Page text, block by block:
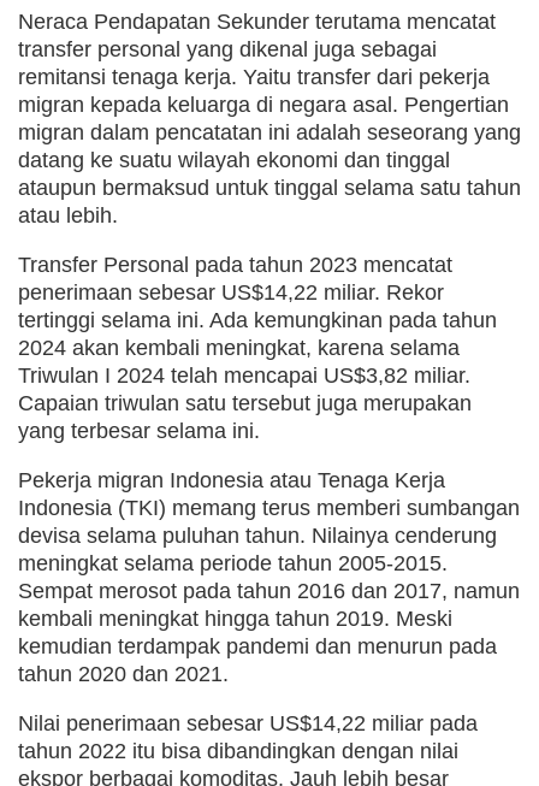
Neraca Pendapatan Sekunder terutama mencatat
transfer personal yang dikenal juga sebagai
remitansi tenaga kerja. Yaitu transfer dari pekerja
migran kepada keluarga di negara asal. Pengertian
migran dalam pencatatan ini adalah seseorang yang
datang ke suatu wilayah ekonomi dan tinggal
ataupun bermaksud untuk tinggal selama satu tahun
atau lebih.
Transfer Personal pada tahun 2023 mencatat
penerimaan sebesar US$14,22 miliar. Rekor
tertinggi selama ini. Ada kemungkinan pada tahun
2024 akan kembali meningkat, karena selama
Triwulan I 2024 telah mencapai US$3,82 miliar.
Capaian triwulan satu tersebut juga merupakan
yang terbesar selama ini.
Pekerja migran Indonesia atau Tenaga Kerja
Indonesia (TKI) memang terus memberi sumbangan
devisa selama puluhan tahun. Nilainya cenderung
meningkat selama periode tahun 2005-2015.
Sempat merosot pada tahun 2016 dan 2017, namun
kembali meningkat hingga tahun 2019. Meski
kemudian terdampak pandemi dan menurun pada
tahun 2020 dan 2021.
Nilai penerimaan sebesar US$14,22 miliar pada
tahun 2022 itu bisa dibandingkan dengan nilai
ekspor berbagai komoditas. Jauh lebih besar